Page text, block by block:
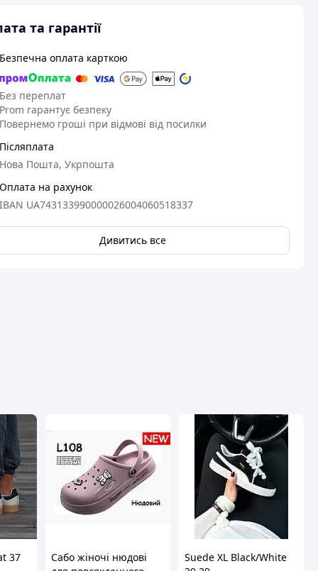
та гарантії
Безпечна оплата карткою
Без переплат
Prom гарантує безпеку
Повернемо гроші при відмові від посилки
Післяплата
Нова Пошта, Укрпошта
Оплата на рахунок
IBAN UA743133990000026004060518337
Дивитись все
37
Сабо жіночі нюдові
Suede XL Black/White